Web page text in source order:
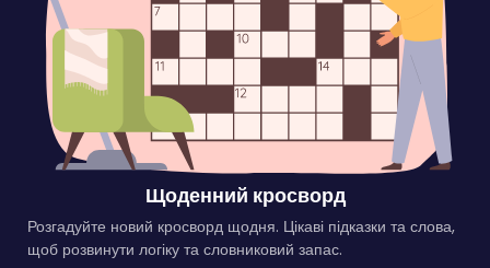
Щоденний кросворд
Розгадуйте новий кросворд щодня. Цікаві підказки та слова,
щоб розвинути логіку та словниковий запас.